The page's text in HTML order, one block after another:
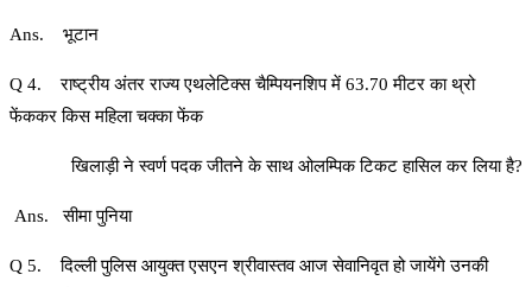
Ans. भूटान
Q 4. राष्ट्रीय अंतर राज्य एथलेटिक्स चैम्पियनशिप में 63.70 मीटर का थ्रो
फेंककर किस महिला चक्का फेंक
खिलाड़ी ने स्वर्ण पदक जीतने के साथ ओलम्पिक टिकट हासिल कर लिया है?
Ans. सीमा पुनिया
Q 5. दिल्ली पुलिस आयुक्त एसएन श्रीवास्तव आज सेवानिवृत हो जायेंगे उनकी